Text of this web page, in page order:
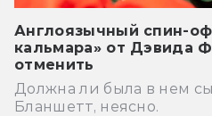
Англоязычный спин-
кальмара» от Дэвида
отменить
Должна ли была в нем
Бланшетт, неясно.